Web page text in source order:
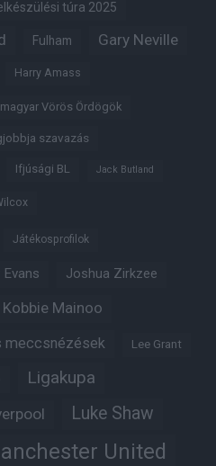
túra 2025
Fulham Gary Neville
Harry Amass
Vörös Ördögök
szavazás
Ifjúsági BL Jack Butland
Játékosprofilok
Joshua Zirkzee
Kobbie Mainoo
meccsnézések Lee Grant
Ligakupa
Luke Shaw
United